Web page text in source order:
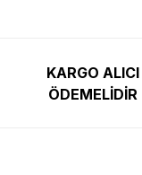
KARGO ALICI
ÖDEMELİDİR